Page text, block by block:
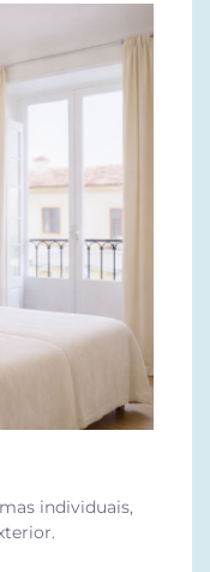
individuais,